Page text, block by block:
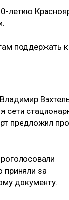
­летию
поддержать
сети
предложил
приняли за
документу.